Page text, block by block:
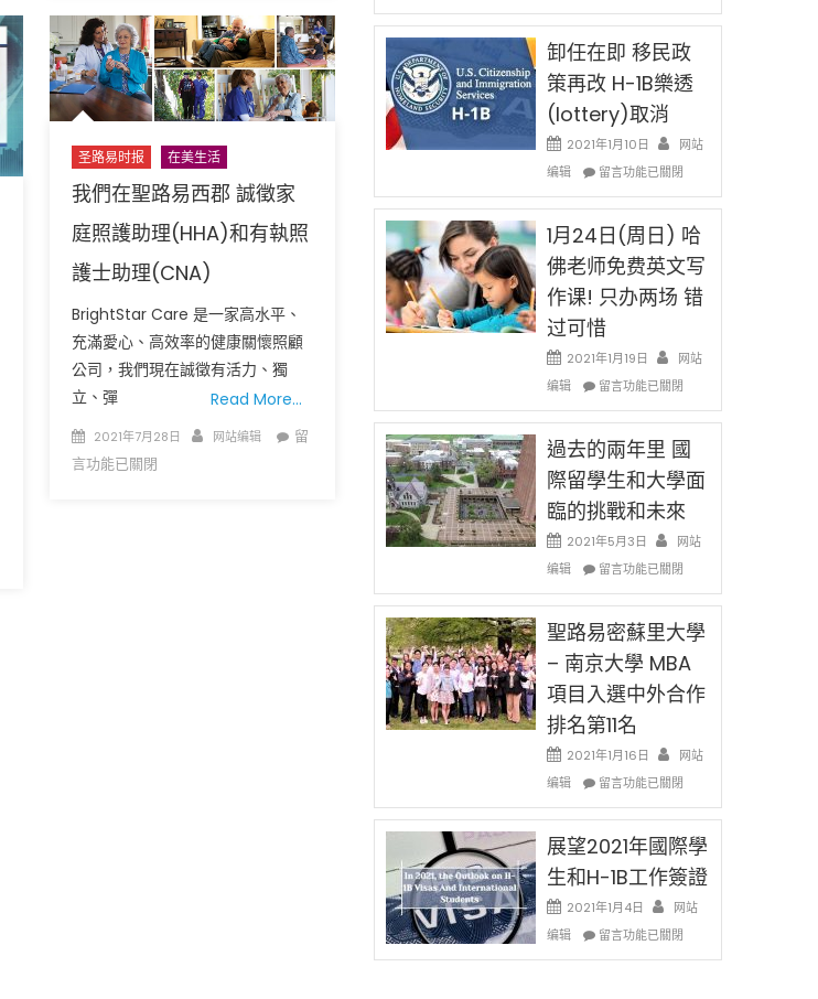
历
史
博
物
始
收
集
移
民
项
目〉
圣路易时报 在美生活
我們在聖路易西郡 誠徵家
庭照護助理(HHA)和有執照
護士助理(CNA)
BrightStar Care 是一家高水平、
充滿愛心、高效率的健康關懷照顧
公司，我們現在誠徵有活力、獨
立、彈
Read More…
Posted
on
2021年7月28日 Author
网站编辑
在
留
言功能已關閉
設
限
後
現
在
開
始
OPT
開
中
民
新
法
讓
錢
話
申
請
H-
1B
簽
證
高
薪
者
先
得〉
卸任在即 移民政
策再改 H-1B樂透
(lottery)取消
2021年1月10日
网站
编辑
在
任
在
即
移
民
政
策
再
改
H-
1B
樂
透
(lottery)
取
消〉
中
留言功能已關閉
1月24日(周日) 哈
佛老师免费英文写
作课! 只办两场 错
过可惜
2021年1月19日
网站
编辑
在
月
24
日
(周
日)
佛
老
师
免
费
英
文
写
作
课!
只
办
场
错
可
惜〉
中
留言功能已關閉
過去的兩年里 國
際留學生和大學面
臨的挑戰和未來
2021年5月3日
网站
编辑
在
去
的
兩
年
里
國
際
留
學
生
和
大
學
面
臨
挑
戰
留言功能已關閉
聖路易密蘇里大學
– 南京大學 MBA
項目入選中外合作
排名第11名
2021年1月16日
网站
编辑
在
路
易
蘇
里
大
學
–
留言功能已關閉
展望2021年國際學
生和H-1B工作簽證
2021年1月4日
网站
编辑
在
留言功能已關閉